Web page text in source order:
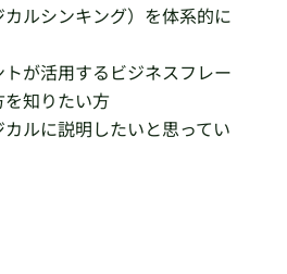
ルシンキング）を体系的に
が活用するビジネスフレー
知りたい方
ルに説明したいと思ってい